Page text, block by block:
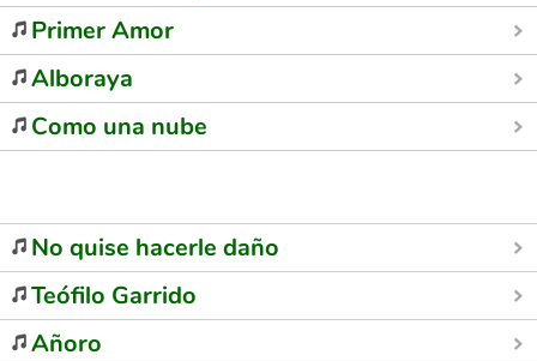
Primer Amor
Alboraya
Como una nube
No quise hacerle daño
Teófilo Garrido
Añoro